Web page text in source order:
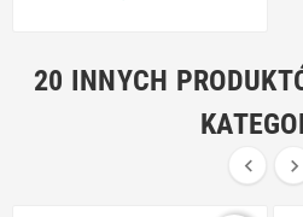
20 INNYCH
 